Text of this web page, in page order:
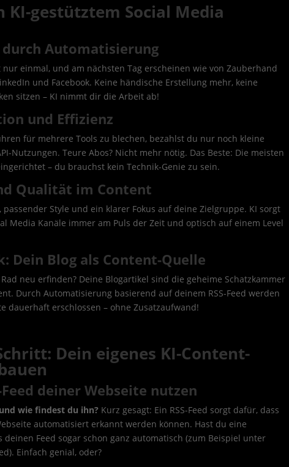
KI-gestütztem Social Media
Automatisierung
einmal, und am nächsten Tag erscheinen wie von Zauberhand
und Facebook. Keine händische Erstellung mehr, keine
sitzen – KI nimmt dir die Arbeit ab!
und Effizienz
für mehrere Tools zu blechen, bezahlst du nur noch kleine
Nutzungen. Teure Abos? Nicht mehr nötig. Das Beste: Die meisten
– du brauchst kein Technik-Genie zu sein.
Qualität im Content
Style und ein klarer Fokus auf deine Zielgruppe. KI sorgt
Media Kanäle immer am Puls der Zeit und optisch auf einem Level
Dein Blog als Content-Quelle
neu erfinden? Deine Blogartikel sind die geheime Schatzkammer
Durch Automatisierung basierend auf deinem RSS-Feed werden
dauerhaft erschlossen – ohne Zusatzaufwand!
Dein eigenes KI-Content-
Feed deiner Webseite nutzen
wie findest du ihn? Kurz gesagt: Ein RSS-Feed sorgt dafür, dass
automatisiert erkannt werden können. Hast du eine
deinen Feed sogar schon ganz automatisch (zum Beispiel unter
Einfach genial, oder?